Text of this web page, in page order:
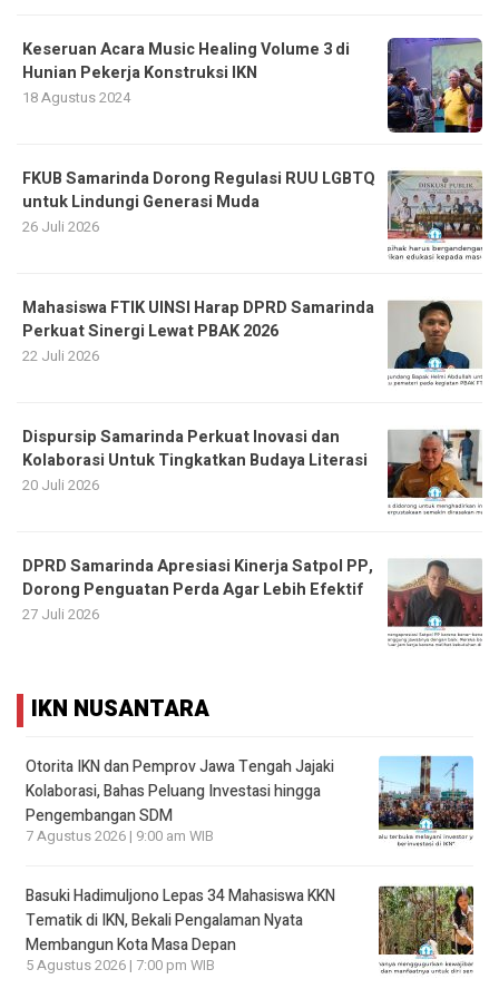
Keseruan Acara Music Healing Volume 3 di
Hunian Pekerja Konstruksi IKN
18 Agustus 2024
FKUB Samarinda Dorong Regulasi RUU LGBTQ
untuk Lindungi Generasi Muda
26 Juli 2026
Mahasiswa FTIK UINSI Harap DPRD Samarinda
Perkuat Sinergi Lewat PBAK 2026
22 Juli 2026
Dispursip Samarinda Perkuat Inovasi dan
Kolaborasi Untuk Tingkatkan Budaya Literasi
20 Juli 2026
DPRD Samarinda Apresiasi Kinerja Satpol PP,
Dorong Penguatan Perda Agar Lebih Efektif
27 Juli 2026
IKN NUSANTARA
Otorita IKN dan Pemprov Jawa Tengah Jajaki
Kolaborasi, Bahas Peluang Investasi hingga
Pengembangan SDM
7 Agustus 2026 | 9:00 am WIB
Basuki Hadimuljono Lepas 34 Mahasiswa KKN
Tematik di IKN, Bekali Pengalaman Nyata
Membangun Kota Masa Depan
5 Agustus 2026 | 7:00 pm WIB